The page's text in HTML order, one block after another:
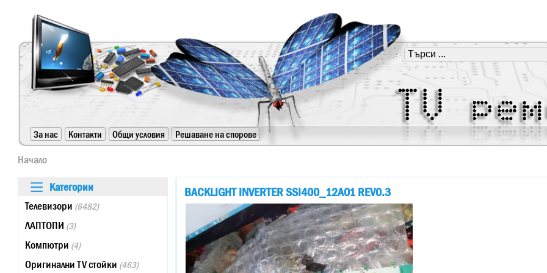
За нас Контакти Общи условия
Решаване на спорове
https://www.high-endrolex.com/24
Начало
Категории
Телевизори (6482)
ЛАПТОПИ (3)
Компютри (4)
Оригинални TV стойки (463)
BACKLIGHT INVERTER SSI400_12A01 REV0.3